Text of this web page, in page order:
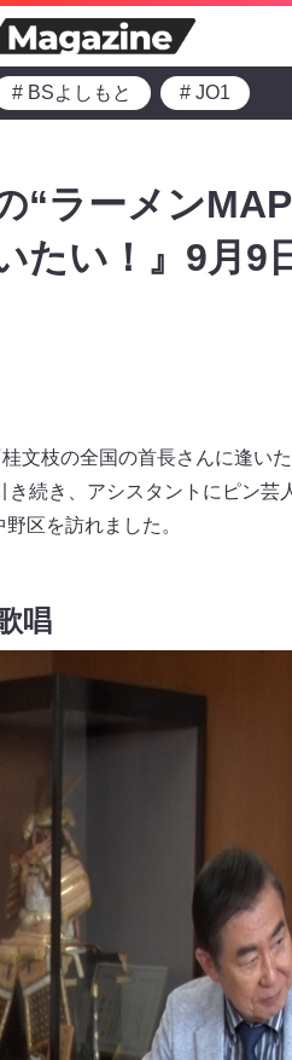
# BSよしもと # JO1
“ラーメン
たい！』9月9
文枝の全国の首長さんに逢い
続き、アシスタントにピン芸
区を訪れました。
唱